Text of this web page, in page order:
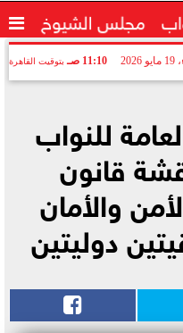
مجلس الشيوخ 
11:10 صـ بتوقيت القاهرة
للنواب
قانون
والأمان
دوليتين